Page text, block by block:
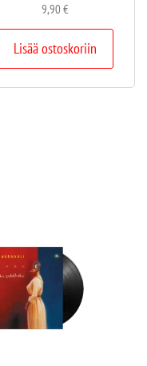
9,90€
Lisää ostoskoriin